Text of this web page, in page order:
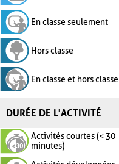
En classe seulement
Hors classe
En classe et hors classe
DURÉE DE L'ACTIVITÉ
Activités courtes (< 30
minutes)